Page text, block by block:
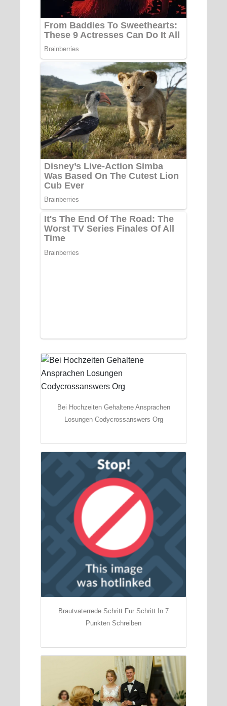
Bei Hochzeiten Gehaltene Ansprachen
Losungen Codycrossanswers Org
Brautvaterrede Schritt Fur Schritt In 7
Punkten Schreiben